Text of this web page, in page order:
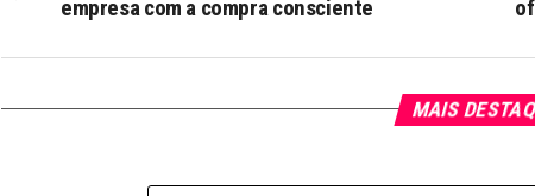
empresa com a compra consciente
MAIS